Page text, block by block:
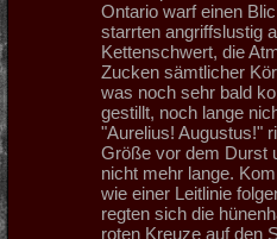
Ontario warf einen
starrten angriffslustig
Kettenschwert, die
Zucken sämtlicher
was noch sehr bald
gestillt, noch lange
"Aurelius! Augustus!"
Größe vor dem Durst
nicht mehr lange.
wie einer Leitlinie
regten sich die
roten Kreuze auf den